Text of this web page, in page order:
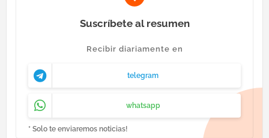
Suscríbete al resumen
Recibir diariamente en
telegram
whatsapp
* Solo te enviaremos noticias!